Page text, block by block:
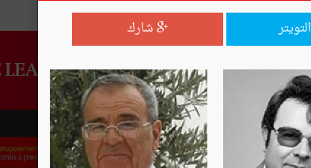
التويتر شارك